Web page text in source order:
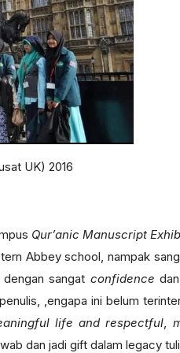
UK) 2016
Qur’anic Manuscript
Abbey school, nampak
sangat confidence
,engapa ini belum
life and respectful,
dan jadi gift dalam legacy